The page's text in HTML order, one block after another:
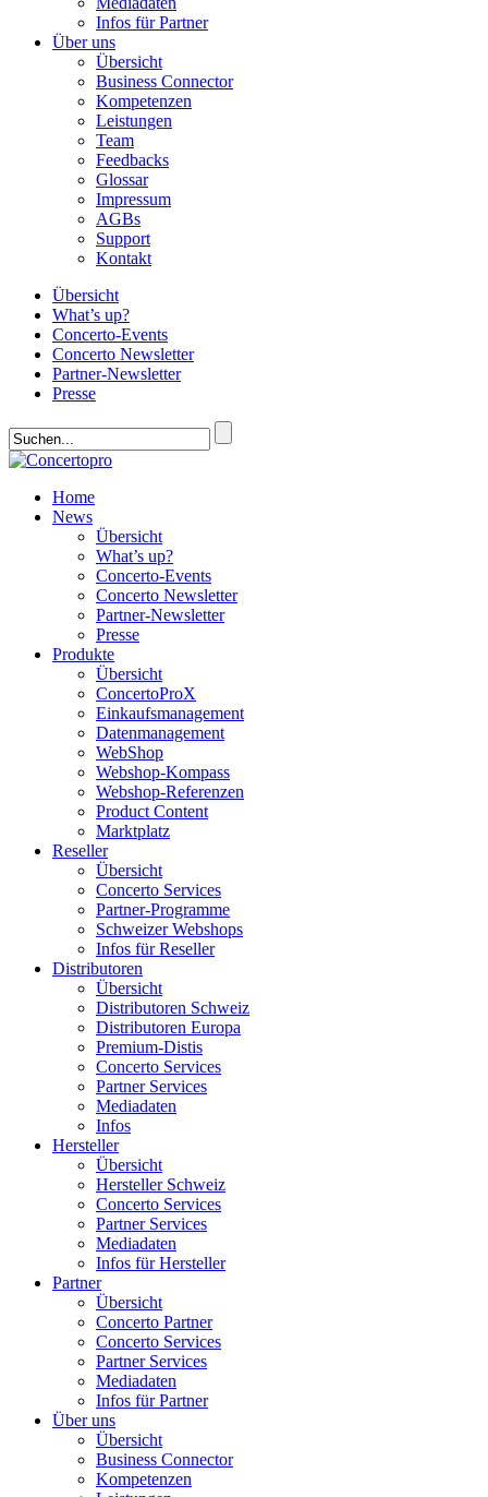
Infos für Partner
Über uns
Übersicht
Business Connector
Kompetenzen
Leistungen
Team
Feedbacks
Glossar
Impressum
AGBs
Support
Kontakt
Übersicht
What’s up?
Concerto-Events
Concerto Newsletter
Partner-Newsletter
Presse
Home
News
Übersicht
What’s up?
Concerto-Events
Concerto Newsletter
Partner-Newsletter
Presse
Produkte
Übersicht
ConcertoProX
Einkaufsmanagement
Datenmanagement
WebShop
Webshop-Kompass
Webshop-Referenzen
Product Content
Marktplatz
Reseller
Übersicht
Concerto Services
Partner-Programme
Schweizer Webshops
Infos für Reseller
Distributoren
Übersicht
Distributoren Schweiz
Distributoren Europa
Premium-Distis
Concerto Services
Partner Services
Mediadaten
Infos
Hersteller
Übersicht
Hersteller Schweiz
Concerto Services
Partner Services
Mediadaten
Infos für Hersteller
Partner
Übersicht
Concerto Partner
Concerto Services
Partner Services
Mediadaten
Infos für Partner
Über uns
Übersicht
Business Connector
Kompetenzen